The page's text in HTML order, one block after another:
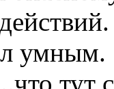
умным.